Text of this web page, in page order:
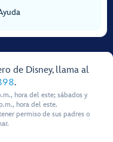
de Disney, llama al
.
hora del este; sábados y
hora del este.
permiso de sus padres o